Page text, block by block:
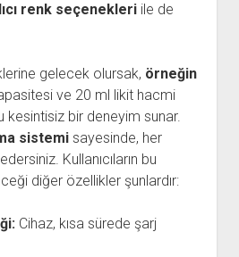
renk seçenekleriile de
gelecek olursak, örneğin
ve 20 ml likit hacmi
kesintisiz bir deneyim sunar.
sistemisayesinde, her
Kullanıcıların bu
diğer özellikler şunlardır:
Cihaz, kısa sürede şarj